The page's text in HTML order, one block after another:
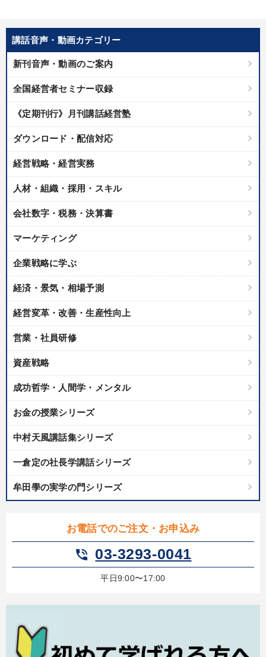
講話音声・動画カテゴリー
新刊音声・動画のご案内
全国経営者セミナー収録
《定期刊行》月刊講話経営塾
ダウンロード・配信対応
経営戦略・経営実務
人材・組織・採用・スキル
会社数字・税務・決算書
マーケティング
企業戦略に学ぶ
経済・景気・相場予測
経営変革・改善・生産性向上
営業・社員研修
資産戦略
成功哲学・人間学・メンタル
お金の授業シリーズ
中村天風講話集シリーズ
一倉定の社長学講話シリーズ
牟田學の実学の門シリーズ
お電話でのご注文・お申込み
phone_in_talk 03-3293-0041
平日9:00〜17:00